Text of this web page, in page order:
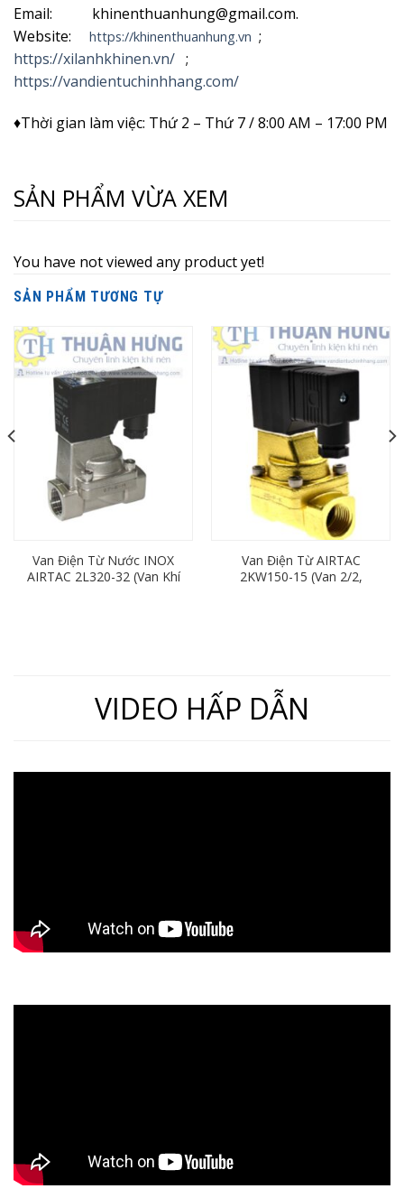
Email: khinenthuanhung@gmail.com.
Website: https://khinenthuanhung.vn ;
https://xilanhkhinen.vn/ ;
https://vandientuchinhhang.com/
♦Thời gian làm việc: Thứ 2 – Thứ 7 / 8:00 AM – 17:00 PM
SẢN PHẨM VỪA XEM
You have not viewed any product yet!
SẢN PHẨM TƯƠNG TỰ
Van Điện Từ Nước INOX
AIRTAC 2L320-32 (Van Khí
Van Điện Từ AIRTAC
2KW150-15 (Van 2/2,
VIDEO HẤP DẪN